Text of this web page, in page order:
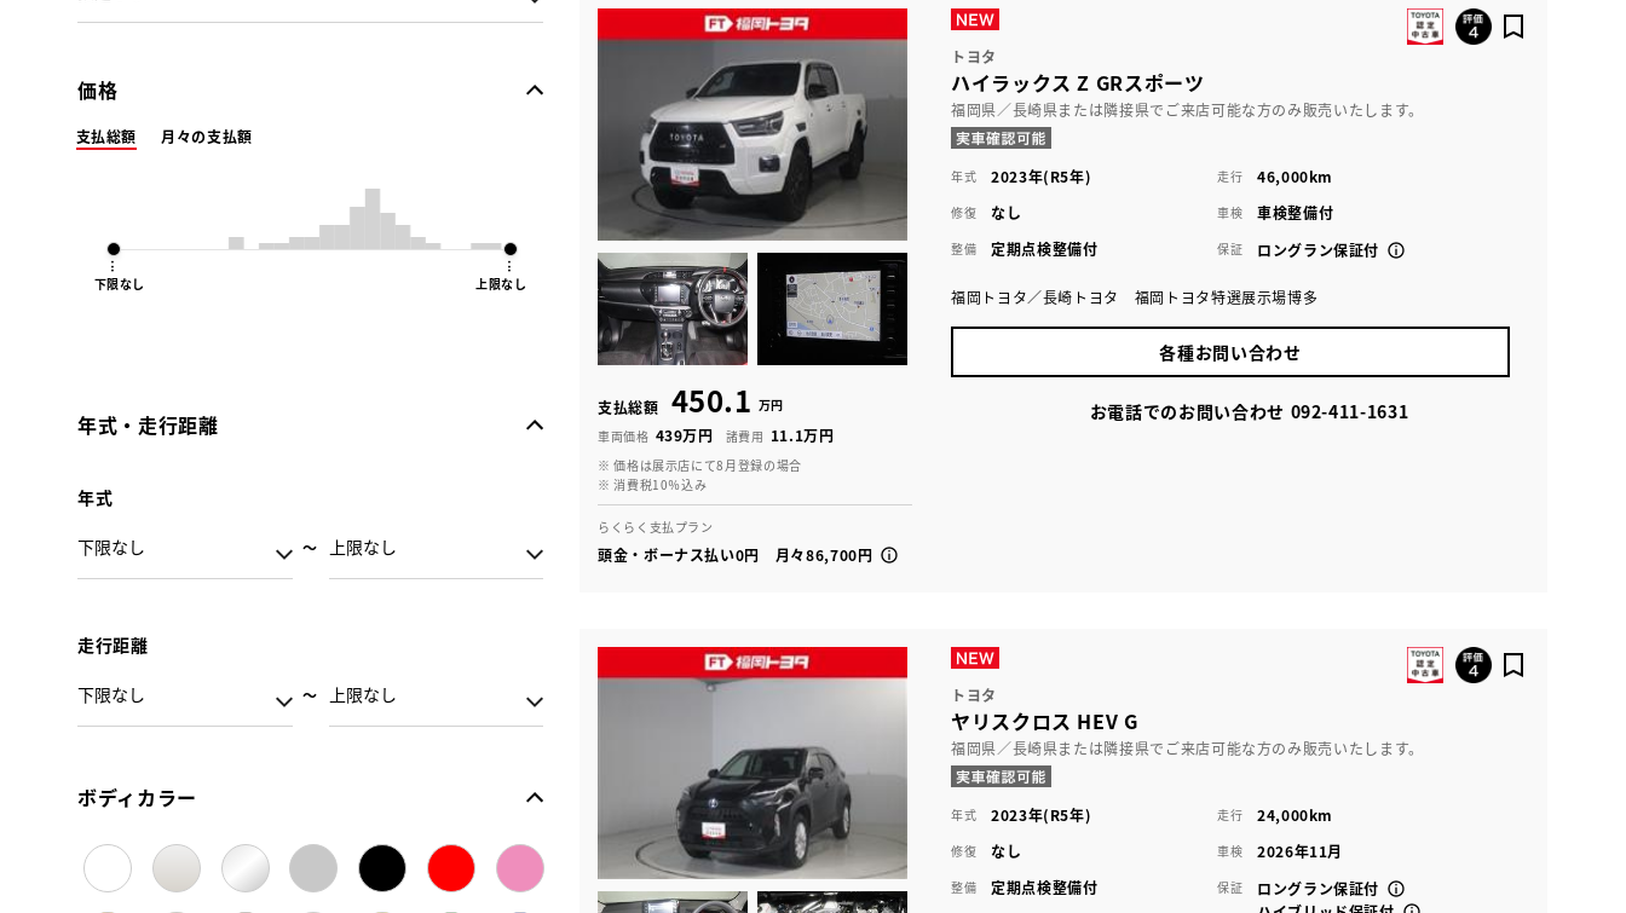
価格
支払総額 月々の支払額
下限なし 上限なし
年式・走行距離
年式
走行距離
ボディカラー
支払総額 450.1 万円
車両価格 439万円 諸費用 11.1万円
※ 価格は展示店にて8月登録の場合
※ 消費税10％込み
らくらく支払プラン
頭金・ボーナス払い0円 月々86,700円
トヨタ
ハイラックス Z GRスポーツ
福岡県／長崎県または隣接県でご来店可能な方のみ販売いたします。
年式 2023年(R5年) 走行 46,000km
修復 なし 車検 車検整備付
整備 定期点検整備付 保証 ロングラン保証付
福岡トヨタ／長崎トヨタ 福岡トヨタ特選展示場博多
各種お問い合わせ
お電話でのお問い合わせ 092-411-1631
トヨタ
ヤリスクロス HEV G
福岡県／長崎県または隣接県でご来店可能な方のみ販売いたします。
年式 2023年(R5年) 走行 24,000km
修復 なし 車検 2026年11月
整備 定期点検整備付 保証
ロングラン保証付